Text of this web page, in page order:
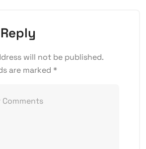
will not be published.
are marked *